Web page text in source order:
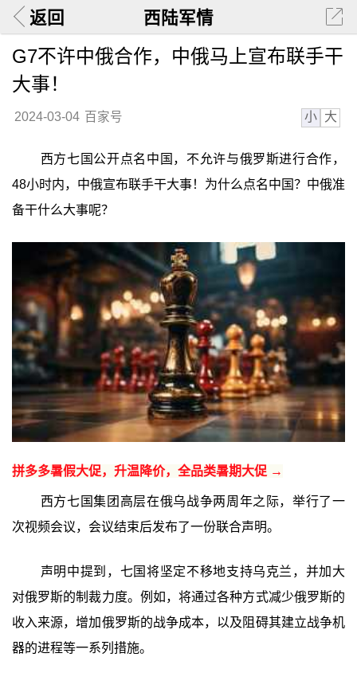
返回 西陆军情
G7不许中俄合作，中俄马上宣布联手干
大事！
2024-03-04 百家号 小 大
西方七国公开点名中国，不允许与俄罗斯进行合作，
48小时内，中俄宣布联手干大事！为什么点名中国？中俄准
备干什么大事呢？
拼多多暑假大促，升温降价，全品类暑期大促 →
西方七国集团高层在俄乌战争两周年之际，举行了一
次视频会议，会议结束后发布了一份联合声明。
声明中提到，七国将坚定不移地支持乌克兰，并加大
对俄罗斯的制裁力度。例如，将通过各种方式减少俄罗斯的
收入来源，增加俄罗斯的战争成本，以及阻碍其建立战争机
器的进程等一系列措施。